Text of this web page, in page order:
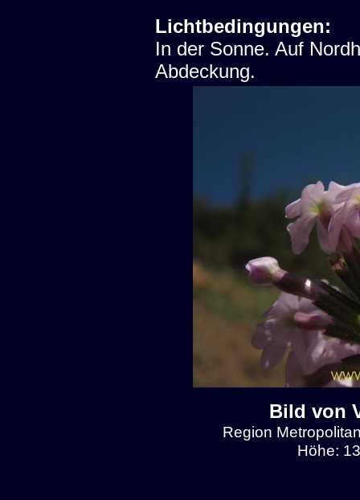
Lichtbedingungen:
In der Sonne. Auf
Abdeckung.
Bild von
Region
Höhe: